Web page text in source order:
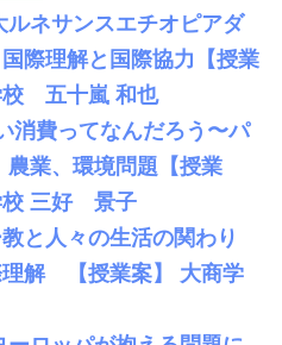
ネサンスエチオピアダ
際理解と国際協力【授業
校 五十嵐 和也
消費ってなんだろう〜パ
業、環境問題【授業
校 三好 景子
と人々の生活の関わり
理解 【授業案】 大商学